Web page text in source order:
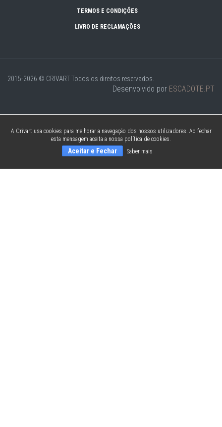
TERMOS E CONDIÇÕES
LIVRO DE RECLAMAÇÕES
2015-2026 © CRIVARTTodos os direitos reservados.
Desenvolvido por ESCADOTE.PT
A Crivart usa cookies para melhorar a navegação dos nossos utilizadores. Ao fechar
esta mensagem aceita a nossa política de cookies.
Aceitar e Fechar Saber mais